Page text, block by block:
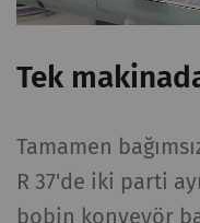
Tek
Tamamen
R 37'de iki parti
bobin konveyör